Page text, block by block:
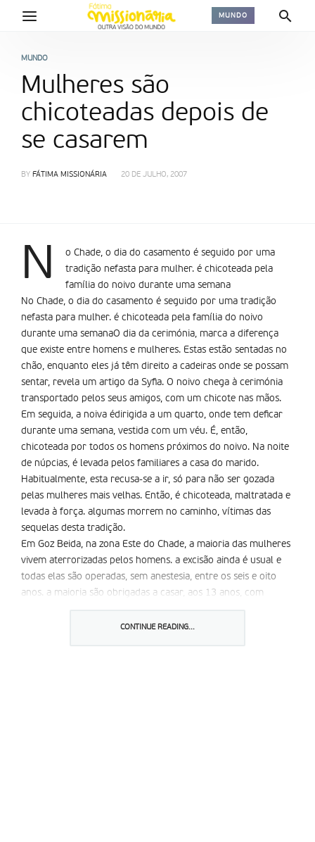
MUNDO
MUNDO
Mulheres são
chicoteadas depois de
se casarem
BY FÁTIMA MISSIONÁRIA 20 DE JULHO, 2007
N
o Chade, o dia do casamento é seguido por uma
tradição nefasta para mulher. é chicoteada pela
família do noivo durante uma semana
No Chade, o dia do casamento é seguido por uma tradição
nefasta para mulher. é chicoteada pela família do noivo
durante uma semanaO dia da cerimónia, marca a diferença
que existe entre homens e mulheres. Estas estão sentadas no
chão, enquanto eles já têm direito a cadeiras onde se possam
sentar, revela um artigo da Syfia. O noivo chega à cerimónia
transportado pelos seus amigos, com um chicote nas mãos.
Em seguida, a noiva édirigida a um quarto, onde tem deficar
durante uma semana, vestida com um véu. É, então,
chicoteada por todos os homens próximos do noivo. Na noite
de núpcias, é levada pelos familiares a casa do marido.
Habitualmente, esta recusa-se a ir, só para não ser gozada
pelas mulheres mais velhas. Então, é chicoteada, maltratada e
levada à força. algumas morrem no caminho, vítimas das
sequelas desta tradição.
Em Goz Beida, na zona Este do Chade, a maioria das mulheres
vivem aterrorizadas pelos homens. a excisão ainda é usual e
todas elas são operadas, sem anestesia, entre os seis e oito
anos. a maioria são obrigadas a casar, aos 13 anos, com
CONTINUE READING...